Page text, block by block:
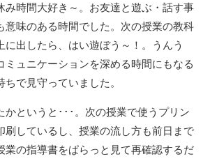
み時間大好き～。お友達と遊ぶ・話す事
意味のある時間でした。次の授業の教科
に出したら、はい遊ぼう～！。うんう
ミュニケーションを深める時間にもなる
ちで見守っていました。
かというと･･･。次の授業で使うプリン
刷しているし、授業の流し方も前日まで
業の指導書をぱらっと見て再確認するだ